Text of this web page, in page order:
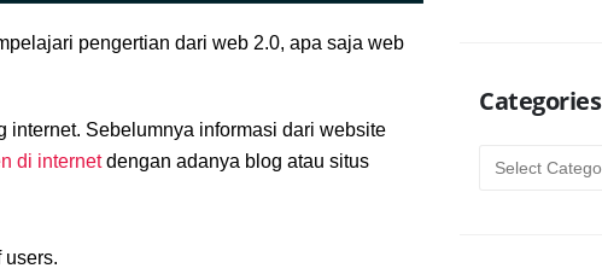
pengertian dari web 2.0, apa saja web
Sebelumnya informasi dari website
di internetdengan adanya blog atau situs
users.
Categories
Categories